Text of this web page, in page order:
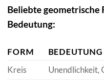
Beliebte geometrische
Bedeutung:
FORM
BEDEUTUNG
Kreis
Unendlichkeit,